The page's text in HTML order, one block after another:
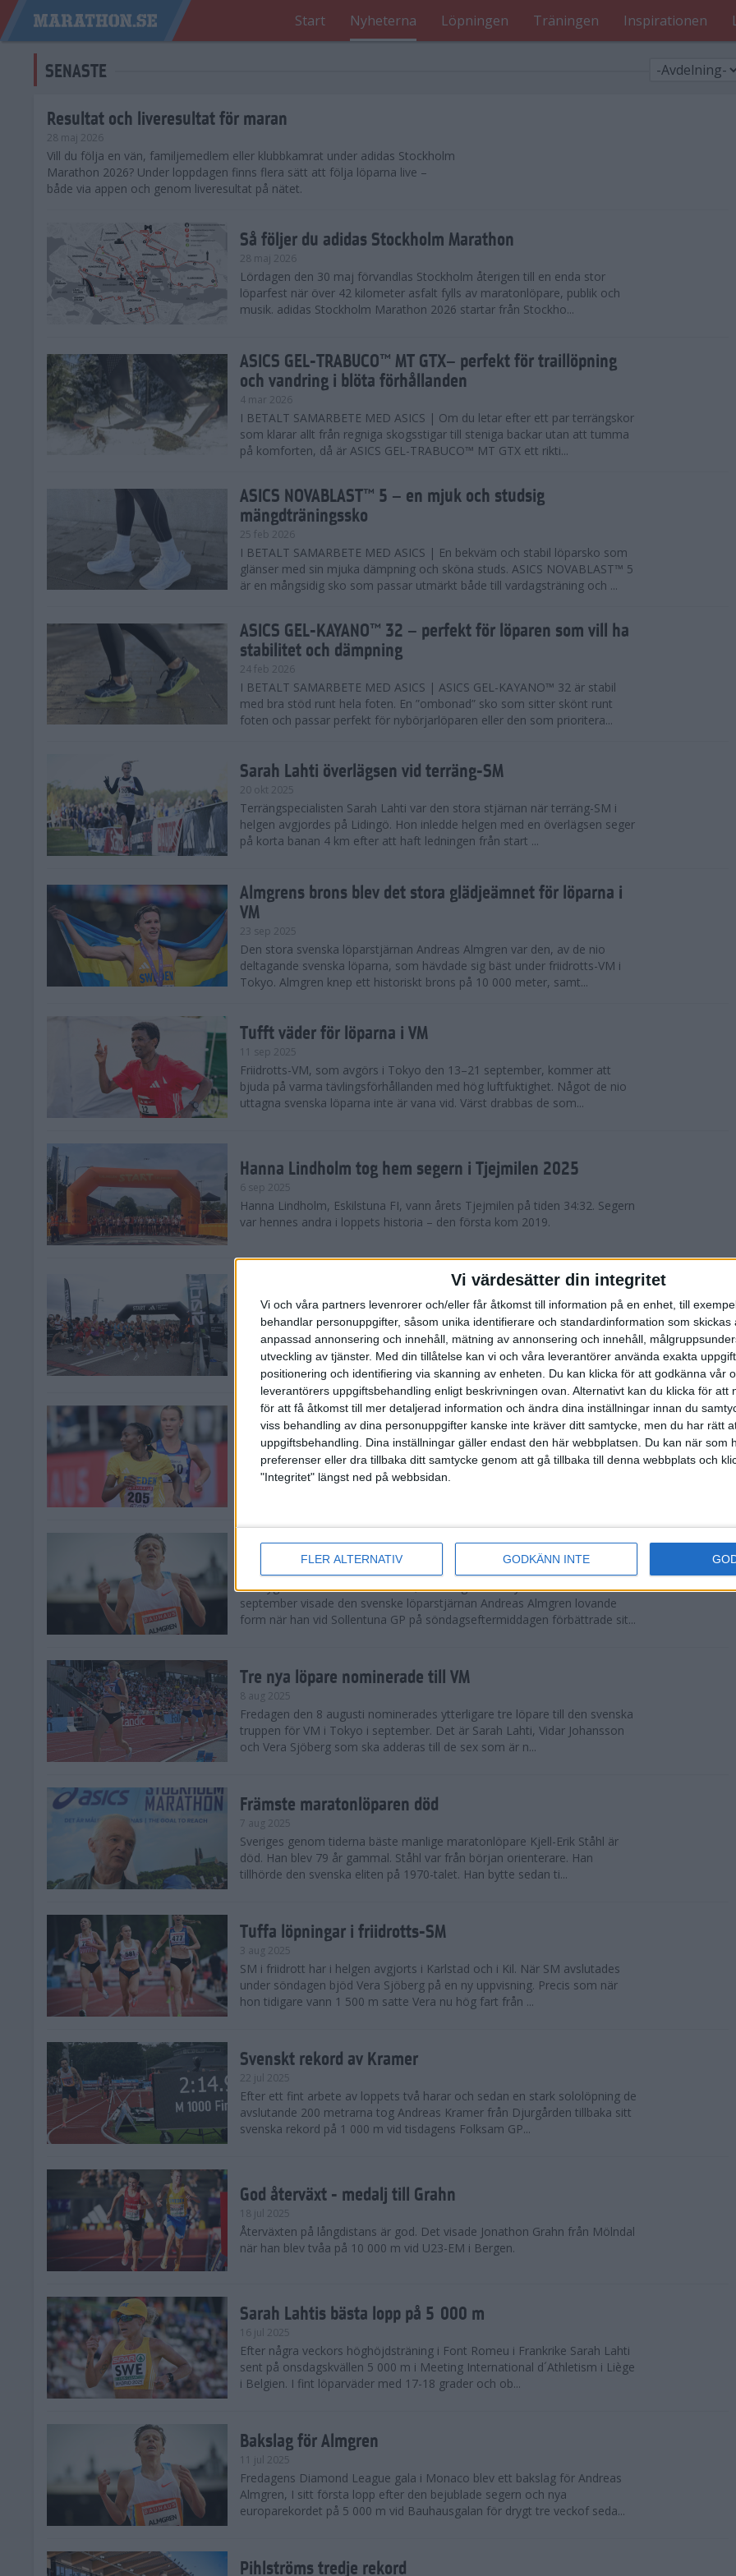
Vi värdesätter din integritet
Vi och våra partners levenrorer och/eller får åtkomst till information på en enhet, till
behandlar personuppgifter, såsom unika identifierare och standardinformation som skickas
anpassad annonsering och innehåll, mätning av annonsering och innehåll,
utveckling av tjänster. Med din tillåtelse kan vi och våra leverantörer använda exakta
positionering och identifiering via skanning av enheten. Du kan klicka för att godkänna vår
leverantörers uppgiftsbehandling enligt beskrivningen ovan. Alternativt kan du klicka för att
för att få åtkomst till mer detaljerad information och ändra dina inställningar innan du
viss behandling av dina personuppgifter kanske inte kräver ditt samtycke, men du har rätt
uppgiftsbehandling. Dina inställningar gäller endast den här webbplatsen. Du kan när som
preferenser eller dra tillbaka ditt samtycke genom att gå tillbaka till denna webbplats och
"Integritet" längst ned på webbsidan.
FLER ALTERNATIV GODKÄNN INTE
Start Nyheterna Löpningen Träningen Inspirationen
SENASTE
Resultat och liveresultat för maran
28 maj 2026
​Vill du följa en vän, familjemedlem eller klubbkamrat under adidas Stockholm
Marathon 2026? Under loppdagen finns flera sätt att följa löparna live –
både via appen och genom liveresultat på nätet.
Så följer du adidas Stockholm Marathon
28 maj 2026
Lördagen den 30 maj förvandlas Stockholm återigen till en enda stor
löparfest när över 42 kilometer asfalt fylls av maratonlöpare, publik och
musik. adidas Stockholm Marathon 2026 startar från Stockho...
ASICS GEL-TRABUCO™ MT GTX– perfekt för traillöpning
och vandring i blöta förhållanden
4 mar 2026
I BETALT SAMARBETE MED ASICS | Om du letar efter ett par terrängskor
som klarar allt från regniga skogsstigar till steniga backar utan att tumma
på komforten, då är ASICS GEL-TRABUCO™ MT GTX ett rikti...
ASICS NOVABLAST™ 5 – en mjuk och studsig
mängdträningssko
25 feb 2026
I BETALT SAMARBETE MED ASICS | En bekväm och stabil löparsko som
glänser med sin mjuka dämpning och sköna studs. ASICS NOVABLAST™ 5
är en mångsidig sko som passar utmärkt både till vardagsträning och ...
ASICS GEL-KAYANO™ 32 – perfekt för löparen som vill ha
stabilitet och dämpning
24 feb 2026
I BETALT SAMARBETE MED ASICS | ASICS GEL-KAYANO™ 32 är stabil
med bra stöd runt hela foten. En ”ombonad” sko som sitter skönt runt
foten och passar perfekt för nybörjarlöparen eller den som prioritera...
Sarah Lahti överlägsen vid terräng-SM
20 okt 2025
Terrängspecialisten Sarah Lahti var den stora stjärnan när terräng-SM i
helgen avgjordes på Lidingö. Hon inledde helgen med en överlägsen seger
på korta banan 4 km efter att haft ledningen från start ...
Almgrens brons blev det stora glädjeämnet för löparna i
VM
23 sep 2025
Den stora svenska löparstjärnan Andreas Almgren var den, av de nio
deltagande svenska löparna, som hävdade sig bäst under friidrotts-VM i
Tokyo. Almgren knep ett historiskt brons på 10 000 meter, samt...
Tufft väder för löparna i VM
11 sep 2025
Friidrotts-VM, som avgörs i Tokyo den 13–21 september, kommer att
bjuda på varma tävlingsförhållanden med hög luftfuktighet. Något de nio
uttagna svenska löparna inte är vana vid. Värst drabbas de som...
Hanna Lindholm tog hem segern i Tjejmilen 2025
6 sep 2025
Hanna Lindholm, Eskilstuna FI, vann årets Tjejmilen på tiden 34:32. Segern
var hennes andra i loppets historia – den första kom 2019.
Snabbaste segertiden på 12 år i rekordstort adidas
Stockholm Halvmaraton
30 aug 2025
Ett slutsålt och rekordstort adidas Stockholm Halvmaraton avgjordes i
nästintill perfekt löparväder. 18 grader, mulet och väldigt lite vind. Totalt
var 19,866 löpare anmälda, varav 15,807 kom till sta...
Löparna viktiga när Sverige vann Finnkampen
26 aug 2025
Den hundrade upplagan av Finnkampen, världens äldsta och största
landskamp i friidrott, avgjordes inför fullsatta läktare på Stockholms
Svenskt rekord när Almgren testade VM-formen
En dryg månad före friidrotts-VM, som avgörs i Tokyo den 13-21
september visade den svenske löparstjärnan Andreas Almgren lovande
form när han vid Sollentuna GP på söndagseftermiddagen förbättrade sit...
Tre nya löpare nominerade till VM
8 aug 2025
Fredagen den 8 augusti nominerades ytterligare tre löpare till den svenska
truppen för VM i Tokyo i september. Det är Sarah Lahti, Vidar Johansson
och Vera Sjöberg som ska adderas till de sex som är n...
Främste maratonlöparen död
7 aug 2025
Sveriges genom tiderna bäste manlige maratonlöpare Kjell-Erik Ståhl är
död. Han blev 79 år gammal. Ståhl var från början orienterare. Han
tillhörde den svenska eliten på 1970-talet. Han bytte sedan ti...
Tuffa löpningar i friidrotts-SM
3 aug 2025
SM i friidrott har i helgen avgjorts i Karlstad och i Kil. När SM avslutades
under söndagen bjöd Vera Sjöberg på en ny uppvisning. Precis som när
hon tidigare vann 1 500 m satte Vera nu hög fart från ...
Svenskt rekord av Kramer
22 jul 2025
Efter ett fint arbete av loppets två harar och sedan en stark sololöpning de
avslutande 200 metrarna tog Andreas Kramer från Djurgården tillbaka sitt
svenska rekord på 1 000 m vid tisdagens Folksam GP...
God återväxt - medalj till Grahn
18 jul 2025
Återväxten på långdistans är god. Det visade Jonathon Grahn från Mölndal
när han blev tvåa på 10 000 m vid U23-EM i Bergen.
Sarah Lahtis bästa lopp på 5 000 m
16 jul 2025
Efter några veckors höghöjdsträning i Font Romeu i Frankrike Sarah Lahti
sent på onsdagskvällen 5 000 m i Meeting International d´Athletism i Liège
i Belgien. I fint löparväder med 17-18 grader och ob...
Bakslag för Almgren
11 jul 2025
Fredagens Diamond League gala i Monaco blev ett bakslag för Andreas
Almgren, I sitt första lopp efter den bejublade segern och nya
europarekordet på 5 000 m vid Bauhausgalan för drygt tre veckof seda...
Pihlströms tredje rekord